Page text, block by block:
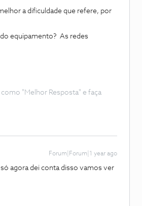
a dificuldade que refere, por
equipamento? As redes
"Melhor Resposta" e faça
Forum|Forum|1 year ago
agora dei conta disso vamos ver